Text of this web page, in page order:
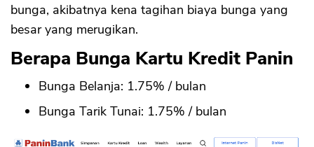
bunga, akibatnya kena tagihan biaya bunga yang
besar yang merugikan.
Berapa Bunga Kartu Kredit Panin
Bunga Belanja: 1.75% / bulan
Bunga Tarik Tunai: 1.75% / bulan